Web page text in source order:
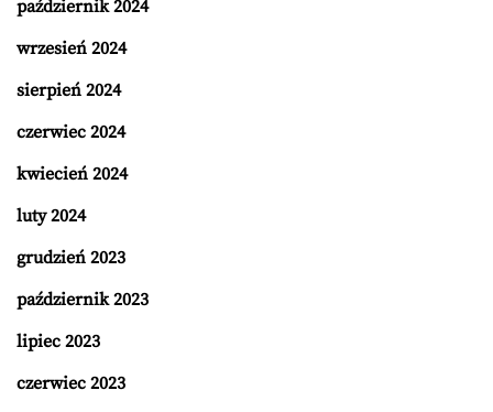
październik 2024
wrzesień 2024
sierpień 2024
czerwiec 2024
kwiecień 2024
luty 2024
grudzień 2023
październik 2023
lipiec 2023
czerwiec 2023